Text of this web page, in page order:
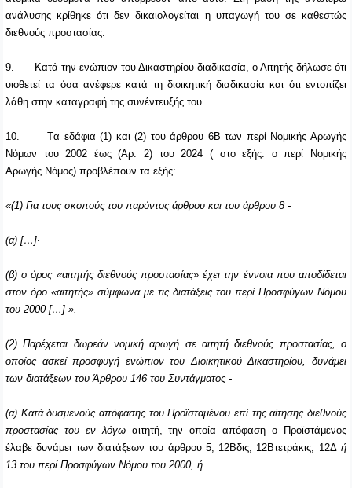
ανάλυσης κρίθηκε ότι δεν δικαιολογείται η υπαγωγή του σε καθεστώς
διεθνούς προστασίας.
9.
Κατά την ενώπιον του Δικαστηρίου διαδικασία, ο Αιτητής δήλωσε ότι
υιοθετεί τα όσα ανέφερε κατά τη διοικητική διαδικασία και ότι εντοπίζει
λάθη στην καταγραφή της συνέντευξής του.
10. Tα εδάφια (1) και (2) του άρθρου 6Β των περί Νομικής Αρωγής
Νόμων του 2002 έως (Αρ. 2) του 2024 ( στο εξής: ο περί Νομικής
Αρωγής Νόμος) προβλέπουν τα εξής:
«(1) Για τους σκοπούς του παρόντος άρθρου και του άρθρου 8 -
(α) […]·
(β) ο όρος «αιτητής διεθνούς προστασίας» έχει την έννοια που αποδίδεται
στον όρο «αιτητής» σύμφωνα με τις διατάξεις του περί Προσφύγων Νόμου
του 2000 […]∙».
(2) Παρέχεται δωρεάν νομική αρωγή σε αιτητή διεθνούς προστασίας, ο
οποίος ασκεί προσφυγή ενώπιον του Διοικητικού Δικαστηρίου, δυνάμει
των διατάξεων του Άρθρου 146 του Συντάγματος -
(α) Kατά δυσμενούς απόφασης του Προϊσταμένου επί της αίτησης διεθνούς
προστασίας του εν λόγω αιτητή, την οποία απόφαση ο Προϊστάμενος
έλαβε δυνάμει των διατάξεων του άρθρου 5, 12Βδις, 12Βτετράκις, 12Δ ή
13 του περί Προσφύγων Νόμου του 2000, ή